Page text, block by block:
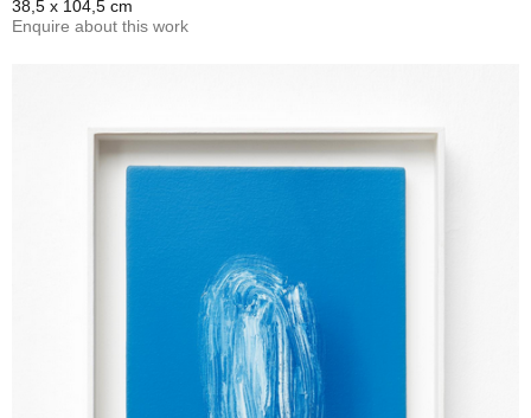
38,5 x 104,5 cm
Enquire about this work